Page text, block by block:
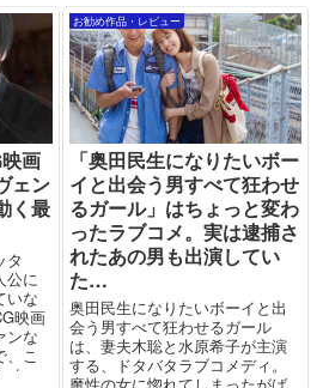
画
ェン
く最
タ
公に
いな
映画
ンな
、こ
い
お勧め作品・レビュー
「奥田民生になりたいボー
イと出会う男すべて狂わせ
るガール」はちょっと変わ
ったラブコメ。実は逮捕さ
れたあの男も出演してい
た…
奥田民生になりたいボーイと出
会う男すべて狂わせるガール
は、妻夫木聡と水原希子が主演
する、ドタバタラブコメディ。
魔性の女に惚れてしまったがば